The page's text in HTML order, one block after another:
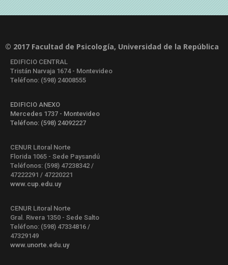
© 2017 Facultad de Psicología, Universidad de la República
EDIFICIO CENTRAL
Tristán Narvaja 1674 - Montevideo
Teléfono: (598) 24008555
EDIFICIO ANEXO
Mercedes 1737 - Montevideo
Teléfono: (598) 24092227
CENUR Litoral Norte
Florida 1065 - Sede Paysandú
Teléfonos: (598) 47238342 /
47222291 / 47220221
www.cup.edu.uy
CENUR Litoral Norte
Gral. Rivera 1350 - Sede Salto
Teléfono: (598) 47334816 /
47329149
www.unorte.edu.uy